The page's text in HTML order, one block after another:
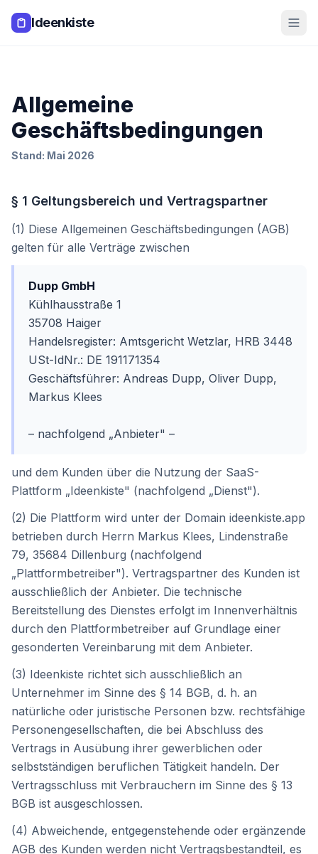
Ideenkiste
Allgemeine
Geschäftsbedingungen
Stand: Mai 2026
§ 1 Geltungsbereich und Vertragspartner
(1) Diese Allgemeinen Geschäftsbedingungen (AGB)
gelten für alle Verträge zwischen
Dupp GmbH
Kühlhausstraße 1
35708 Haiger
Handelsregister: Amtsgericht Wetzlar, HRB 3448
USt-IdNr.: DE 191171354
Geschäftsführer: Andreas Dupp, Oliver Dupp,
Markus Klees
– nachfolgend „Anbieter" –
und dem Kunden über die Nutzung der SaaS-
Plattform „Ideenkiste" (nachfolgend „Dienst").
(2) Die Plattform wird unter der Domain ideenkiste.app
betrieben durch Herrn Markus Klees, Lindenstraße
79, 35684 Dillenburg (nachfolgend
„Plattformbetreiber"). Vertragspartner des Kunden ist
ausschließlich der Anbieter. Die technische
Bereitstellung des Dienstes erfolgt im Innenverhältnis
durch den Plattformbetreiber auf Grundlage einer
gesonderten Vereinbarung mit dem Anbieter.
(3) Ideenkiste richtet sich ausschließlich an
Unternehmer im Sinne des § 14 BGB, d. h. an
natürliche oder juristische Personen bzw. rechtsfähige
Personengesellschaften, die bei Abschluss des
Vertrags in Ausübung ihrer gewerblichen oder
selbstständigen beruflichen Tätigkeit handeln. Der
Vertragsschluss mit Verbrauchern im Sinne des § 13
BGB ist ausgeschlossen.
(4) Abweichende, entgegenstehende oder ergänzende
AGB des Kunden werden nicht Vertragsbestandteil, es